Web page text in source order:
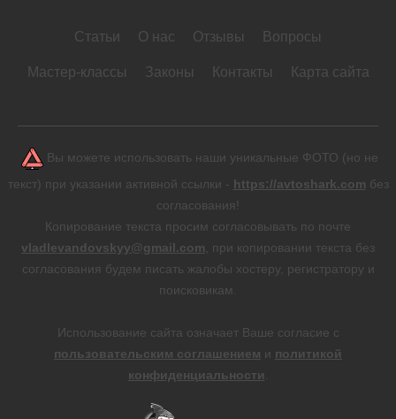
Статьи О нас Отзывы Вопросы
Мастер-классы Законы Контакты Карта сайта
Вы можете использовать наши уникальные ФОТО (но не
текст) при указании активной ссылки - https://avtoshark.com без
согласования!
Копирование текста просим согласовывать по почте
vladlevandovskyy@gmail.com , при копировании текста без
согласования будем писать жалобы хостеру, регистратору и
поисковикам.
Использование сайта означает Ваше согласие с
пользовательским соглашением и политикой
конфиденциальности